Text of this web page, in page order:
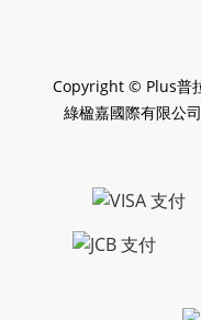
Copyright © Plus普
綠楹嘉國際有限公